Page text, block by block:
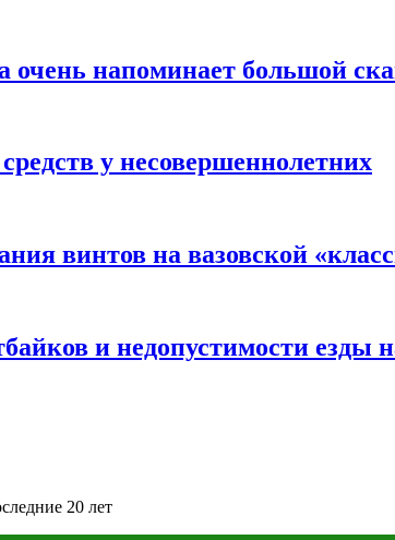
очень напоминает большой
у несовершеннолетних
винтов на вазовской
и недопустимости езды
20 лет